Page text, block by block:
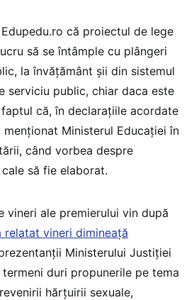
că proiectul de lege
să se întâmple cu plângeri
la învățământ șii din sistemul
serviciu public, chiar daca este
că, în declarațiile acordate
Ministerul Educației în
când vorbea despre
să fie elaborat.
vineri ale premierului vin după
relatat vineri dimineață
Ministerului Justiției
duri propunerile pe tema
hărțuirii sexuale,